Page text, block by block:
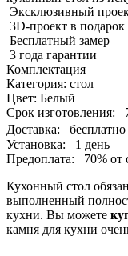
Эксклюзивный
3D-проект в подарок
Бесплатный замер
3 года гарантии
Комплектация
Категория: стол
Цвет: Белый
Срок изготовления:
Доставка:
бесплатно
Установка:
1 день
Предоплата:
70% от
Кухонный стол
выполненный
кухни. Вы можете
камня для кухни